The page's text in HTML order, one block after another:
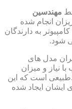
مهندسین
انجام شده
به دارندگان
شود.
مدل های
نیاز و میزان
است که این
ایشان ایجاد شده